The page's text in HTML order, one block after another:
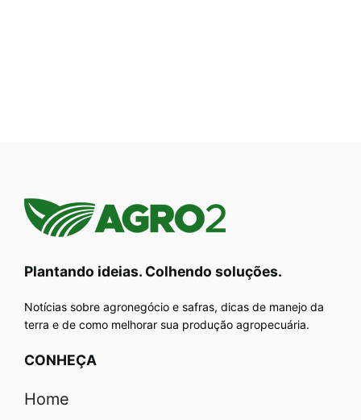
Plantando ideias. Colhendo soluções.
Notícias sobre agronegócio e safras, dicas de manejo da
terra e de como melhorar sua produção agropecuária.
CONHEÇA
Home